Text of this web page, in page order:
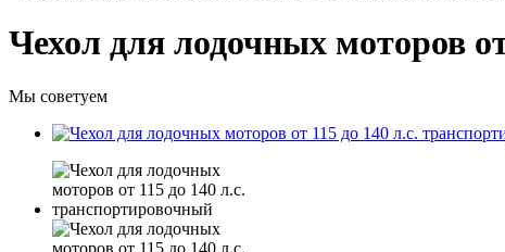
Чехол для лодочных моторов
Мы советуем